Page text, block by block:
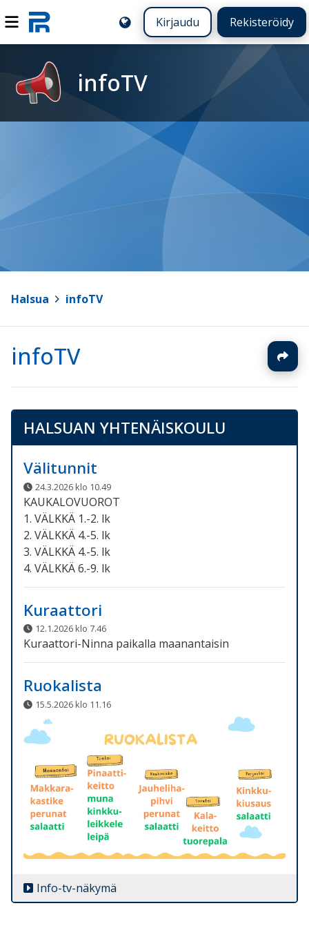
Kirjaudu Rekisteröidy
infoTV
Halsua infoTV
infoTV
HALSUAN YHTENÄISKOULU
Välitunnit
24.3.2026 klo 10.49
KAUKALOVUOROT
1. VÄLKKÄ 1.-2. lk
2. VÄLKKÄ 4.-5. lk
3. VÄLKKÄ 4.-5. lk
4. VÄLKKÄ 6.-9. lk
Kuraattori
12.1.2026 klo 7.46
Kuraattori-Ninna paikalla maanantaisin
Ruokalista
15.5.2026 klo 11.16
Info-tv-näkymä